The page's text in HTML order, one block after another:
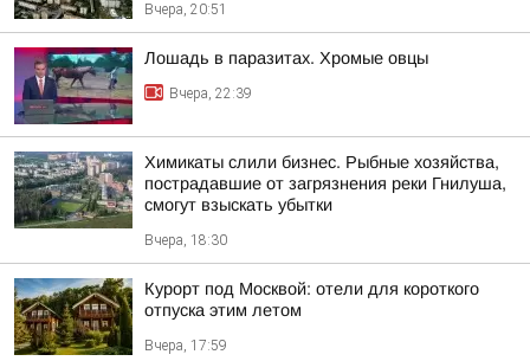
Вчера, 20:51
Лошадь в паразитах. Хромые овцы
Вчера, 22:39
Химикаты слили бизнес. Рыбные хозяйства,
пострадавшие от загрязнения реки Гнилуша,
смогут взыскать убытки
Вчера, 18:30
Курорт под Москвой: отели для короткого
отпуска этим летом
Вчера, 17:59